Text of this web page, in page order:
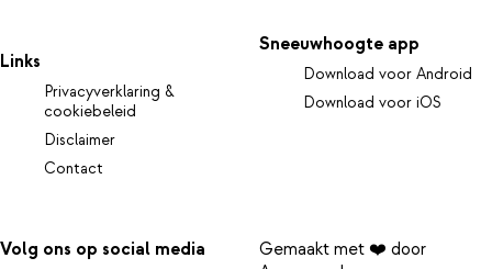
Links
Privacyverklaring &
cookiebeleid
Disclaimer
Contact
Sneeuwhoogte app
Download voor Android
Download voor iOS
Volg ons op social media
Gemaakt met ❤️ door